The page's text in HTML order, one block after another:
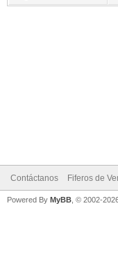
Contáctanos Fiferos de
Powered By MyBB , © 2002-